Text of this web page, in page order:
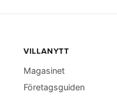
VILLANYTT
Magasinet
Företagsguiden